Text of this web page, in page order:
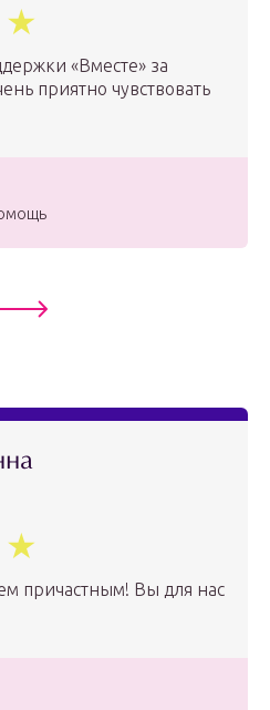
«Вместе» за
приятно чувствовать
причастным! Вы для нас